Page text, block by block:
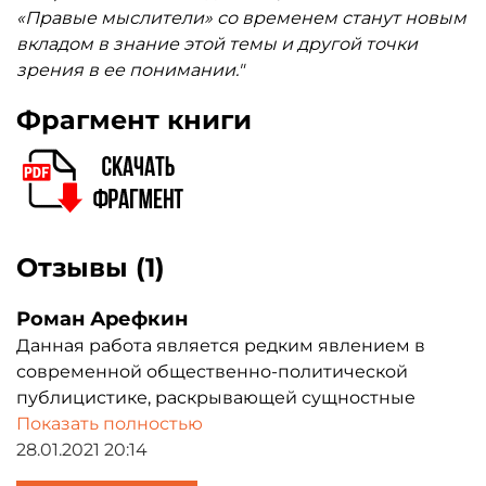
«Правые мыслители» со временем станут новым
вкладом в знание этой темы и другой точки
зрения в ее понимании."
Фрагмент книги
Отзывы (1)
Роман Арефкин
Данная работа является редким явлением в
современной общественно-политической
публицистике, раскрывающей сущностные
основы организации как индивидуального
характера личности, так и формирования
целостных, здоровых идей, базирующихся на
Показать полностью
28.01.2021 20:14